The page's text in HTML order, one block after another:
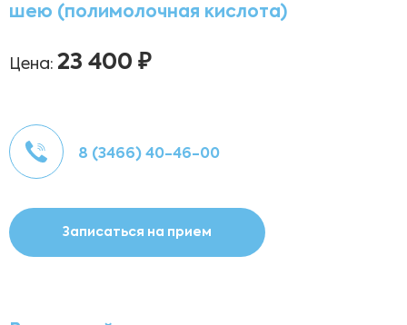
шею (полимолочная кислота)
Цена: 23 400 ₽
8 (3466) 40-46-00
Записаться на прием